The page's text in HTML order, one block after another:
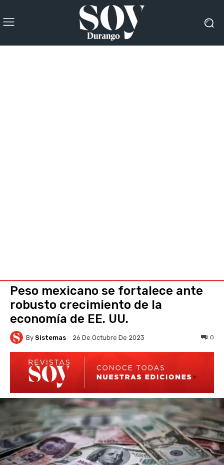
Peso mexicano se fortalece ante
robusto crecimiento de la
economía de EE. UU.
By Sistemas 26 De Octubre De 2023 0